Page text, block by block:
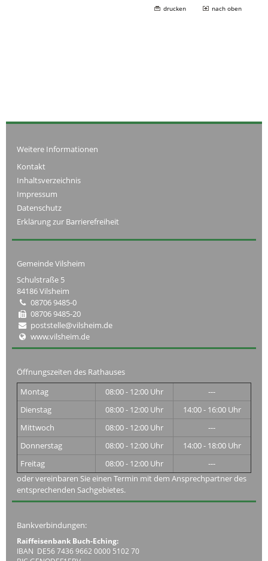
drucken nach oben
Weitere Informationen
Kontakt
Inhaltsverzeichnis
Impressum
Datenschutz
Erklärung zur Barrierefreiheit
Gemeinde Vilsheim
Schulstraße 5
84186 Vilsheim
08706 9485-0
08706 9485-20
poststelle@vilsheim.de
www.vilsheim.de
Öffnungszeiten des Rathauses
Montag
08:00 - 12:00 Uhr
---
Dienstag
08:00 - 12:00 Uhr
14:00 - 16:00 Uhr
Mittwoch
08:00 - 12:00 Uhr
---
Donnerstag
08:00 - 12:00 Uhr
14:00 - 18:00 Uhr
Freitag
08:00 - 12:00 Uhr
---
oder vereinbaren Sie einen Termin mit dem Ansprechpartner des
entsprechenden Sachgebietes.
Bankverbindungen:
Raiffeisenbank Buch-Eching:
IBAN DE56 7436 9662 0000 5102 70